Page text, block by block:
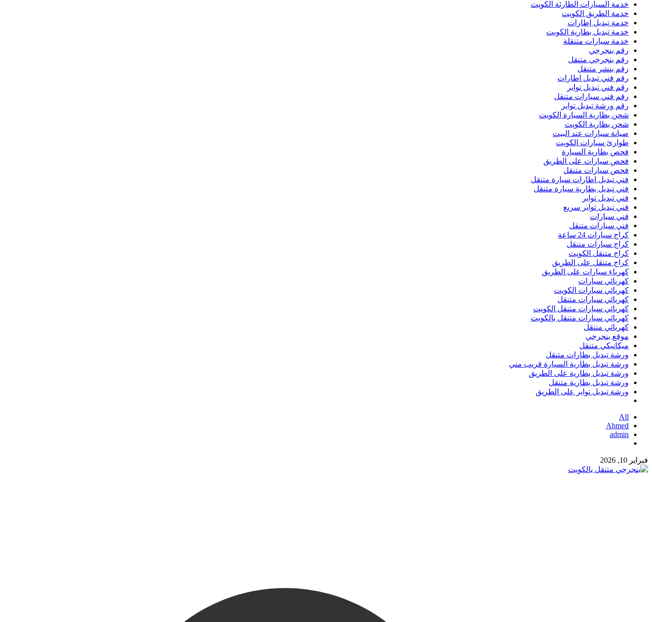
خدمة السيارات الطارئة الكويت
خدمة الطريق الكويت
خدمة تبديل إطارات
خدمة تبديل بطارية الكويت
خدمة سيارات متنقلة
رقم بنجرجي
رقم بنجرجي متنقل
رقم بنشر متنقل
رقم فني تبديل اطارات
رقم فني تبديل تواير
رقم فني سيارات متنقل
رقم ورشة تبديل تواير
شحن بطارية السيارة الكويت
شحن بطارية الكويت
صيانة سيارات عند البيت
طوارئ سيارات الكويت
فحص بطارية السيارة
فحص سيارات على الطريق
فحص سيارات متنقل
فني تبديل اطارات سيارة متنقل
فني تبديل بطارية سيارة متنقل
فني تبديل تواير
فني تبديل تواير سريع
فني سيارات
فني سيارات متنقل
كراج سيارات 24 ساعة
كراج سيارات متنقل
كراج متنقل الكويت
كراج متنقل على الطريق
كهرباء سيارات على الطريق
كهربائي سيارات
كهربائي سيارات الكويت
كهربائي سيارات متنقل
كهربائي سيارات متنقل الكويت
كهربائي سيارات متنقل بالكويت
كهربائي متنقل
موقع بنجرجي
ميكانيكي متنقل
ورشة تبديل بطارات متنقل
ورشة تبديل بطارية السيارة قريب مني
ورشة تبديل بطارية على الطريق
ورشة تبديل بطارية متنقل
ورشة تبديل تواير على الطريق
All
Ahmed
admin
فبراير 10, 2026